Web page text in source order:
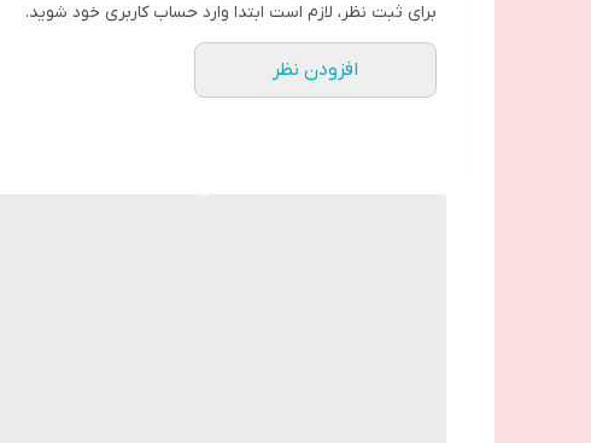
🤎از نظر پوستی تست شده است.
برای ثبت نظر، لازم است ابتدا وارد حساب کاربری خود شوید.
افزودن نظر